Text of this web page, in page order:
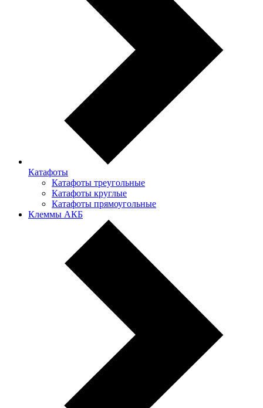
Катафоты
Катафоты треугольные
Катафоты круглые
Катафоты прямоугольные
Клеммы АКБ